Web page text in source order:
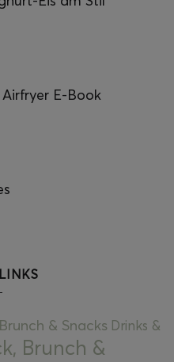
E-Book
Brunch & Snacks Drinks &
Brunch &